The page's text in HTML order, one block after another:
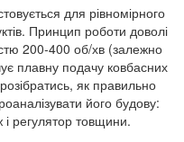
для рівномірного
Принцип роботи доволі
200-400 об/хв (залежно
плавну подачу ковбасних
як правильно
його будову:
регулятор товщини.